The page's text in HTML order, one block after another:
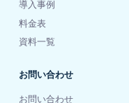
導入事例
料金表
資料一覧
お問い合わせ
お問い合わせ